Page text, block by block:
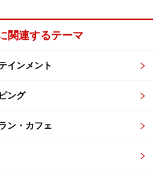
関連するテーマ
インメント
ング
ン・カフェ